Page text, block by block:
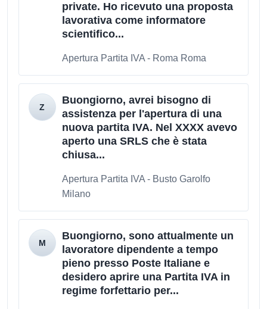
private. Ho ricevuto una proposta
lavorativa come informatore
scientifico...
Apertura Partita IVA - Roma Roma
Buongiorno, avrei bisogno di
assistenza per l'apertura di una
nuova partita IVA. Nel XXXX avevo
aperto una SRLS che è stata
chiusa...
Apertura Partita IVA - Busto Garolfo
Milano
Buongiorno, sono attualmente un
lavoratore dipendente a tempo
pieno presso Poste Italiane e
desidero aprire una Partita IVA in
regime forfettario per...